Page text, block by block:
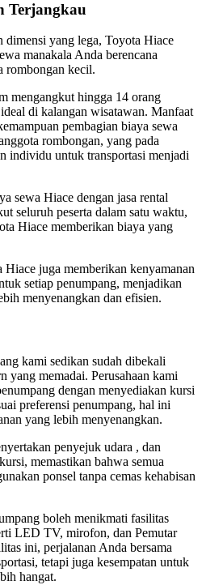
Terjangkau
dimensi yang lega, Toyota Hiace
manakala Anda berencana
rombongan kecil.
mengangkut hingga 14 orang
di kalangan wisatawan. Manfaat
pembagian biaya sewa
rombongan, yang pada
individu untuk transportasi menjadi
sewa Hiace dengan jasa rental
seluruh peserta dalam satu waktu,
Hiace memberikan biaya yang
juga memberikan kenyamanan
setiap penumpang, menjadikan
menyenangkan dan efisien.
kami sedikan sudah dibekali
yang memadai. Perusahaan kami
dengan menyediakan kursi
preferensi penumpang, hal ini
yang lebih menyenangkan.
penyejuk udara , dan
memastikan bahwa semua
ponsel tanpa cemas kehabisan
boleh menikmati fasilitas
LED TV, mirofon, dan Pemutar
ini, perjalanan Anda bersama
tetapi juga kesempatan untuk
hangat.